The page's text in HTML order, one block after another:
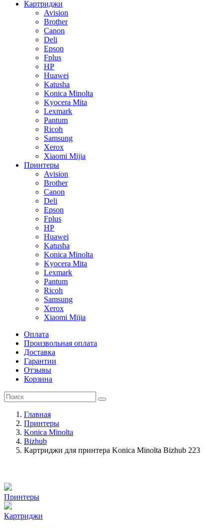
Картриджи
Avision
Brother
Canon
Deli
Epson
Fplus
HP
Huawei
Katusha
Konica Minolta
Kyocera Mita
Lexmark
Pantum
Ricoh
Samsung
Xerox
Xiaomi Mijia
Принтеры
Avision
Brother
Canon
Deli
Epson
Fplus
HP
Huawei
Katusha
Konica Minolta
Kyocera Mita
Lexmark
Pantum
Ricoh
Samsung
Xerox
Xiaomi Mijia
Оплата
Произвольная оплата
Доставка
Гарантии
Отзывы
Корзина
Главная
Принтеры
Konica Minolta
Bizhub
Картриджи для принтера Konica Minolta Bizhub 223
Принтеры
Картриджи